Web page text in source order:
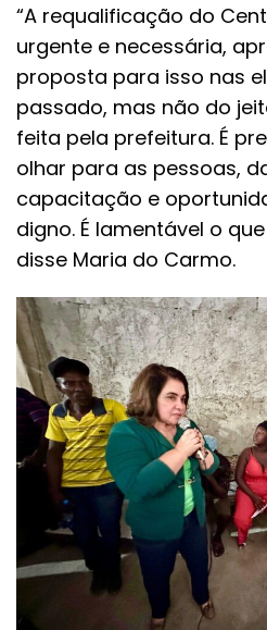
“A requalificação do
urgente e necessária,
proposta para isso nas
passado, mas não do
feita pela prefeitura. É
olhar para as pessoas,
capacitação e
digno. É lamentável o
disse Maria do Carmo.